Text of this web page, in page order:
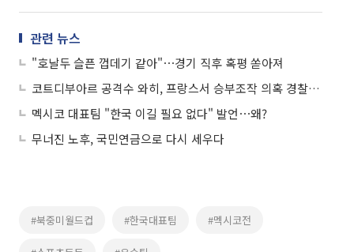
관련 뉴스
"호날두 슬픈 껍데기 같아"⋯경기 직후 혹평 쏟아져
코트디부아르 공격수 와히, 프랑스서 승부조작 의혹 경찰 조사
멕시코 대표팀 "한국 이길 필요 없다" 발언⋯왜?
무너진 노후, 국민연금으로 다시 세우다
#북중미월드컵 #한국대표팀 #멕시코전